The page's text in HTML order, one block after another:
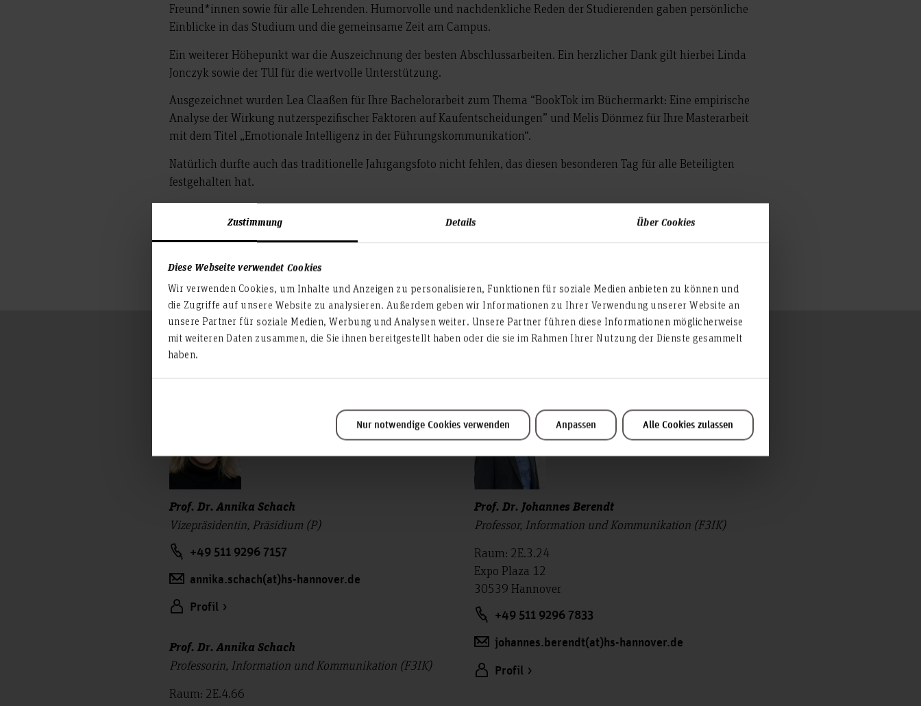
Zustimmung Details Über Cookies
Diese Webseite verwendet Cookies
Wir verwenden Cookies, um Inhalte und Anzeigen zu personalisieren, Funktionen für soziale Medien anbieten zu können und
die Zugriffe auf unsere Website zu analysieren. Außerdem geben wir Informationen zu Ihrer Verwendung unserer Website an
unsere Partner für soziale Medien, Werbung und Analysen weiter. Unsere Partner führen diese Informationen möglicherweise
mit weiteren Daten zusammen, die Sie ihnen bereitgestellt haben oder die sie im Rahmen Ihrer Nutzung der Dienste gesammelt
haben.
Nur notwendige Cookies verwenden Anpassen Alle Cookies zulassen
Freund*innen sowie für alle Lehrenden. Humorvolle und nachdenkliche Reden der Studierenden gaben persönliche
Einblicke in das Studium und die gemeinsame Zeit am Campus.
Ein weiterer Höhepunkt war die Auszeichnung der besten Abschlussarbeiten. Ein herzlicher Dank gilt hierbei Linda
Jonczyk sowie der TUI für die wertvolle Unterstützung.
Ausgezeichnet wurden Lea Claaßen für Ihre Bachelorarbeit zum Thema “BookTok im Büchermarkt: Eine empirische
Analyse der Wirkung nutzerspezifischer Faktoren auf Kaufentscheidungen” und Melis Dönmez für Ihre Masterarbeit
mit dem Titel „Emotionale Intelligenz in der Führungskommunikation“.
Natürlich durfte auch das traditionelle Jahrgangsfoto nicht fehlen, das diesen besonderen Tag für alle Beteiligten
festgehalten hat.
Wir wünschen unseren Absolvent*innen alles Gute und viel Erfolg für ihre berufliche und persönliche Zukunft.
Ansprechperson
Prof. Dr. Annika Schach
Vizepräsidentin, Präsidium (P)
+49 511 9296 7157
annika.schach(at)hs-hannover.de
Profil
Prof. Dr. Annika Schach
Professorin, Information und Kommunikation (F3IK)
Raum: 2E.4.66
Prof. Dr. Johannes Berendt
Professor, Information und Kommunikation (F3IK)
Raum: 2E.3.24
Expo Plaza 12
30539 Hannover
+49 511 9296 7833
johannes.berendt(at)hs-hannover.de
Profil